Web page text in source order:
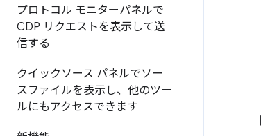
プロトコル モニターパネルで
CDP リクエストを表示して送
信する
クイックソース パネルでソー
スファイルを表示し、他のツー
ルにもアクセスできます